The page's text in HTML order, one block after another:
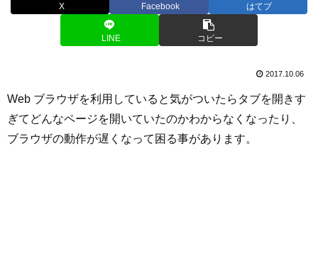
X Facebook はてブ
LINE コピー
2017.10.06
Web ブラウザを利用していると気がついたらタブを開きす
ぎてどんなページを開いていたのかわからなくなったり、
ブラウザの動作が遅くなって困る事があります。